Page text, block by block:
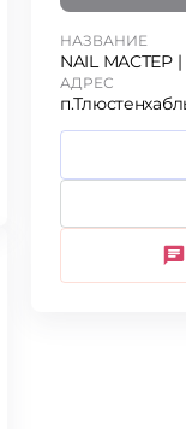
НАЗВАНИЕ
NAIL МАСТЕР
АДРЕС